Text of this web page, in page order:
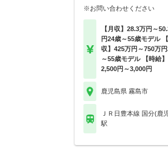
※お問い合わせください
【月収】28.3万円～
円24歳～55歳モデル
収】425万円～750万
～55歳モデル 【時給】
2,500円～3,000円
鹿児島県 霧島市
ＪＲ日豊本線 国分(鹿
駅